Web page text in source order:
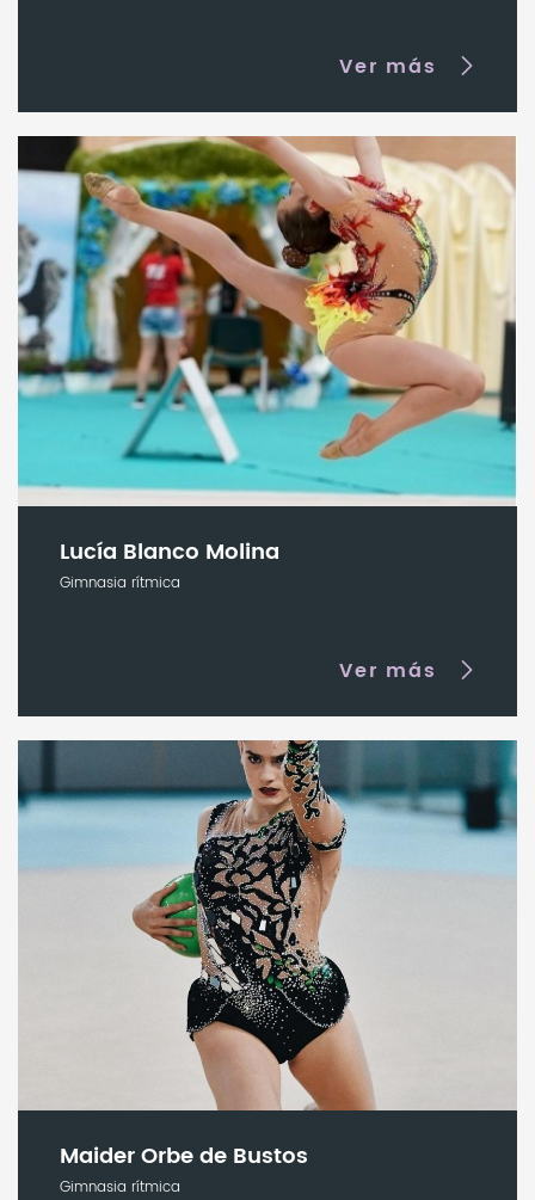
Ver más
Lucía Blanco Molina
Gimnasia rítmica
Ver más
Maider Orbe de Bustos
Gimnasia rítmica